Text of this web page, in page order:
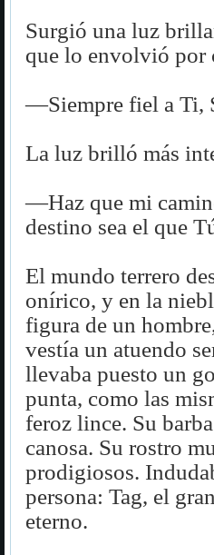
Surgió una luz
que lo envolvió por
—Siempre fiel a Ti,
La luz brilló más
—Haz que mi
destino sea el que
El mundo terrero
onírico, y en la
figura de un
vestía un atuendo
llevaba puesto un
punta, como las
feroz lince. Su
canosa. Su rostro
prodigiosos.
persona: Tag, el
eterno.